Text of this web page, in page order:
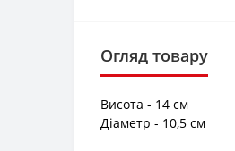
Огляд товару
Висота - 14 см
Діаметр - 10,5 см